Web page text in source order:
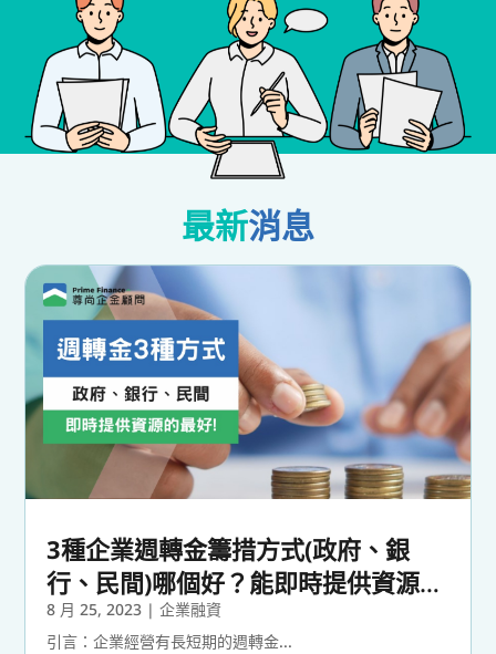
最新消息
3種企業週轉金籌措方式(政府、銀
行、民間)哪個好？能即時提供資源的
最好！
8 月 25, 2023 |企業融資
引言：企業經營有長短期的週轉金...